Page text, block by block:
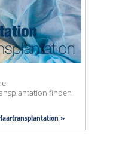
finden
»